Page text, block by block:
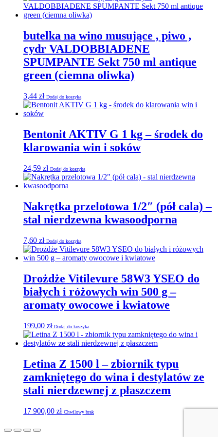
butelka na wino musujące , piwo ,
cydr VALDOBBIADENE
SPUMPANTE Sekt 750 ml antique
green (ciemna oliwka)
3,44 zł Dodaj do koszyka
Bentonit AKTIV G 1 kg – środek do
klarowania win i soków
24,59 zł Dodaj do koszyka
Nakrętka przelotowa 1/2″ (pół cala) –
stal nierdzewna kwasoodporna
7,60 zł Dodaj do koszyka
Drożdże Vitilevure 58W3 YSEO do
białych i różowych win 500 g –
aromaty owocowe i kwiatowe
199,00 zł Dodaj do koszyka
Letina Z 1500 l – zbiornik typu
zamkniętego do wina i destylatów ze
stali nierdzewnej z płaszczem
17 900,00 zł Chwilowy brak